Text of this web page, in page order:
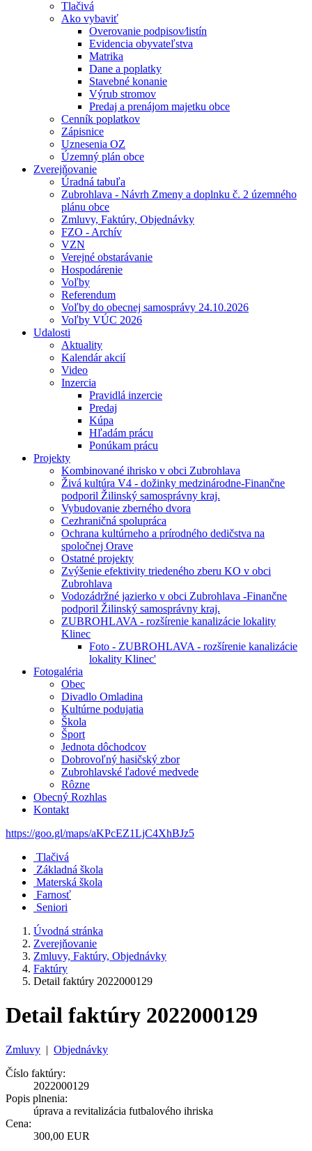
Tlačivá
Ako vybaviť
Overovanie podpisov⁄listín
Evidencia obyvateľstva
Matrika
Dane a poplatky
Stavebné konanie
Výrub stromov
Predaj a prenájom majetku obce
Cenník poplatkov
Zápisnice
Uznesenia OZ
Územný plán obce
Zverejňovanie
Úradná tabuľa
Zubrohlava - Návrh Zmeny a doplnku č. 2 územného
plánu obce
Zmluvy, Faktúry, Objednávky
FZO - Archív
VZN
Verejné obstarávanie
Hospodárenie
Voľby
Referendum
Voľby do obecnej samosprávy 24.10.2026
Voľby VÚC 2026
Udalosti
Aktuality
Kalendár akcií
Video
Inzercia
Pravidlá inzercie
Predaj
Kúpa
Hľadám prácu
Ponúkam prácu
Projekty
Kombinované ihrisko v obci Zubrohlava
Živá kultúra V4 - dožinky medzinárodne-Finančne
podporil Žilinský samosprávny kraj.
Vybudovanie zberného dvora
Cezhraničná spolupráca
Ochrana kultúrneho a prírodného dedičstva na
spoločnej Orave
Ostatné projekty
Zvýšenie efektivity triedeného zberu KO v obci
Zubrohlava
Vodozádržné jazierko v obci Zubrohlava -Finančne
podporil Žilinský samosprávny kraj.
ZUBROHLAVA - rozšírenie kanalizácie lokality
Klinec
Foto - ZUBROHLAVA - rozšírenie kanalizácie
lokality Klinec'
Fotogaléria
Obec
Divadlo Omladina
Kultúrne podujatia
Škola
Šport
Jednota dôchodcov
Dobrovoľný hasičský zbor
Zubrohlavské ľadové medvede
Rôzne
Obecný Rozhlas
Kontakt
https://goo.gl/maps/aKPcEZ1LjC4XhBJz5
Tlačivá
Základná škola
Materská škola
Farnosť
Seniori
Úvodná stránka
Zverejňovanie
Zmluvy, Faktúry, Objednávky
Faktúry
Detail faktúry 2022000129
Detail faktúry 2022000129
Zmluvy | Objednávky
Číslo faktúry:
2022000129
Popis plnenia:
úprava a revitalizácia futbalového ihriska
Cena:
300,00 EUR